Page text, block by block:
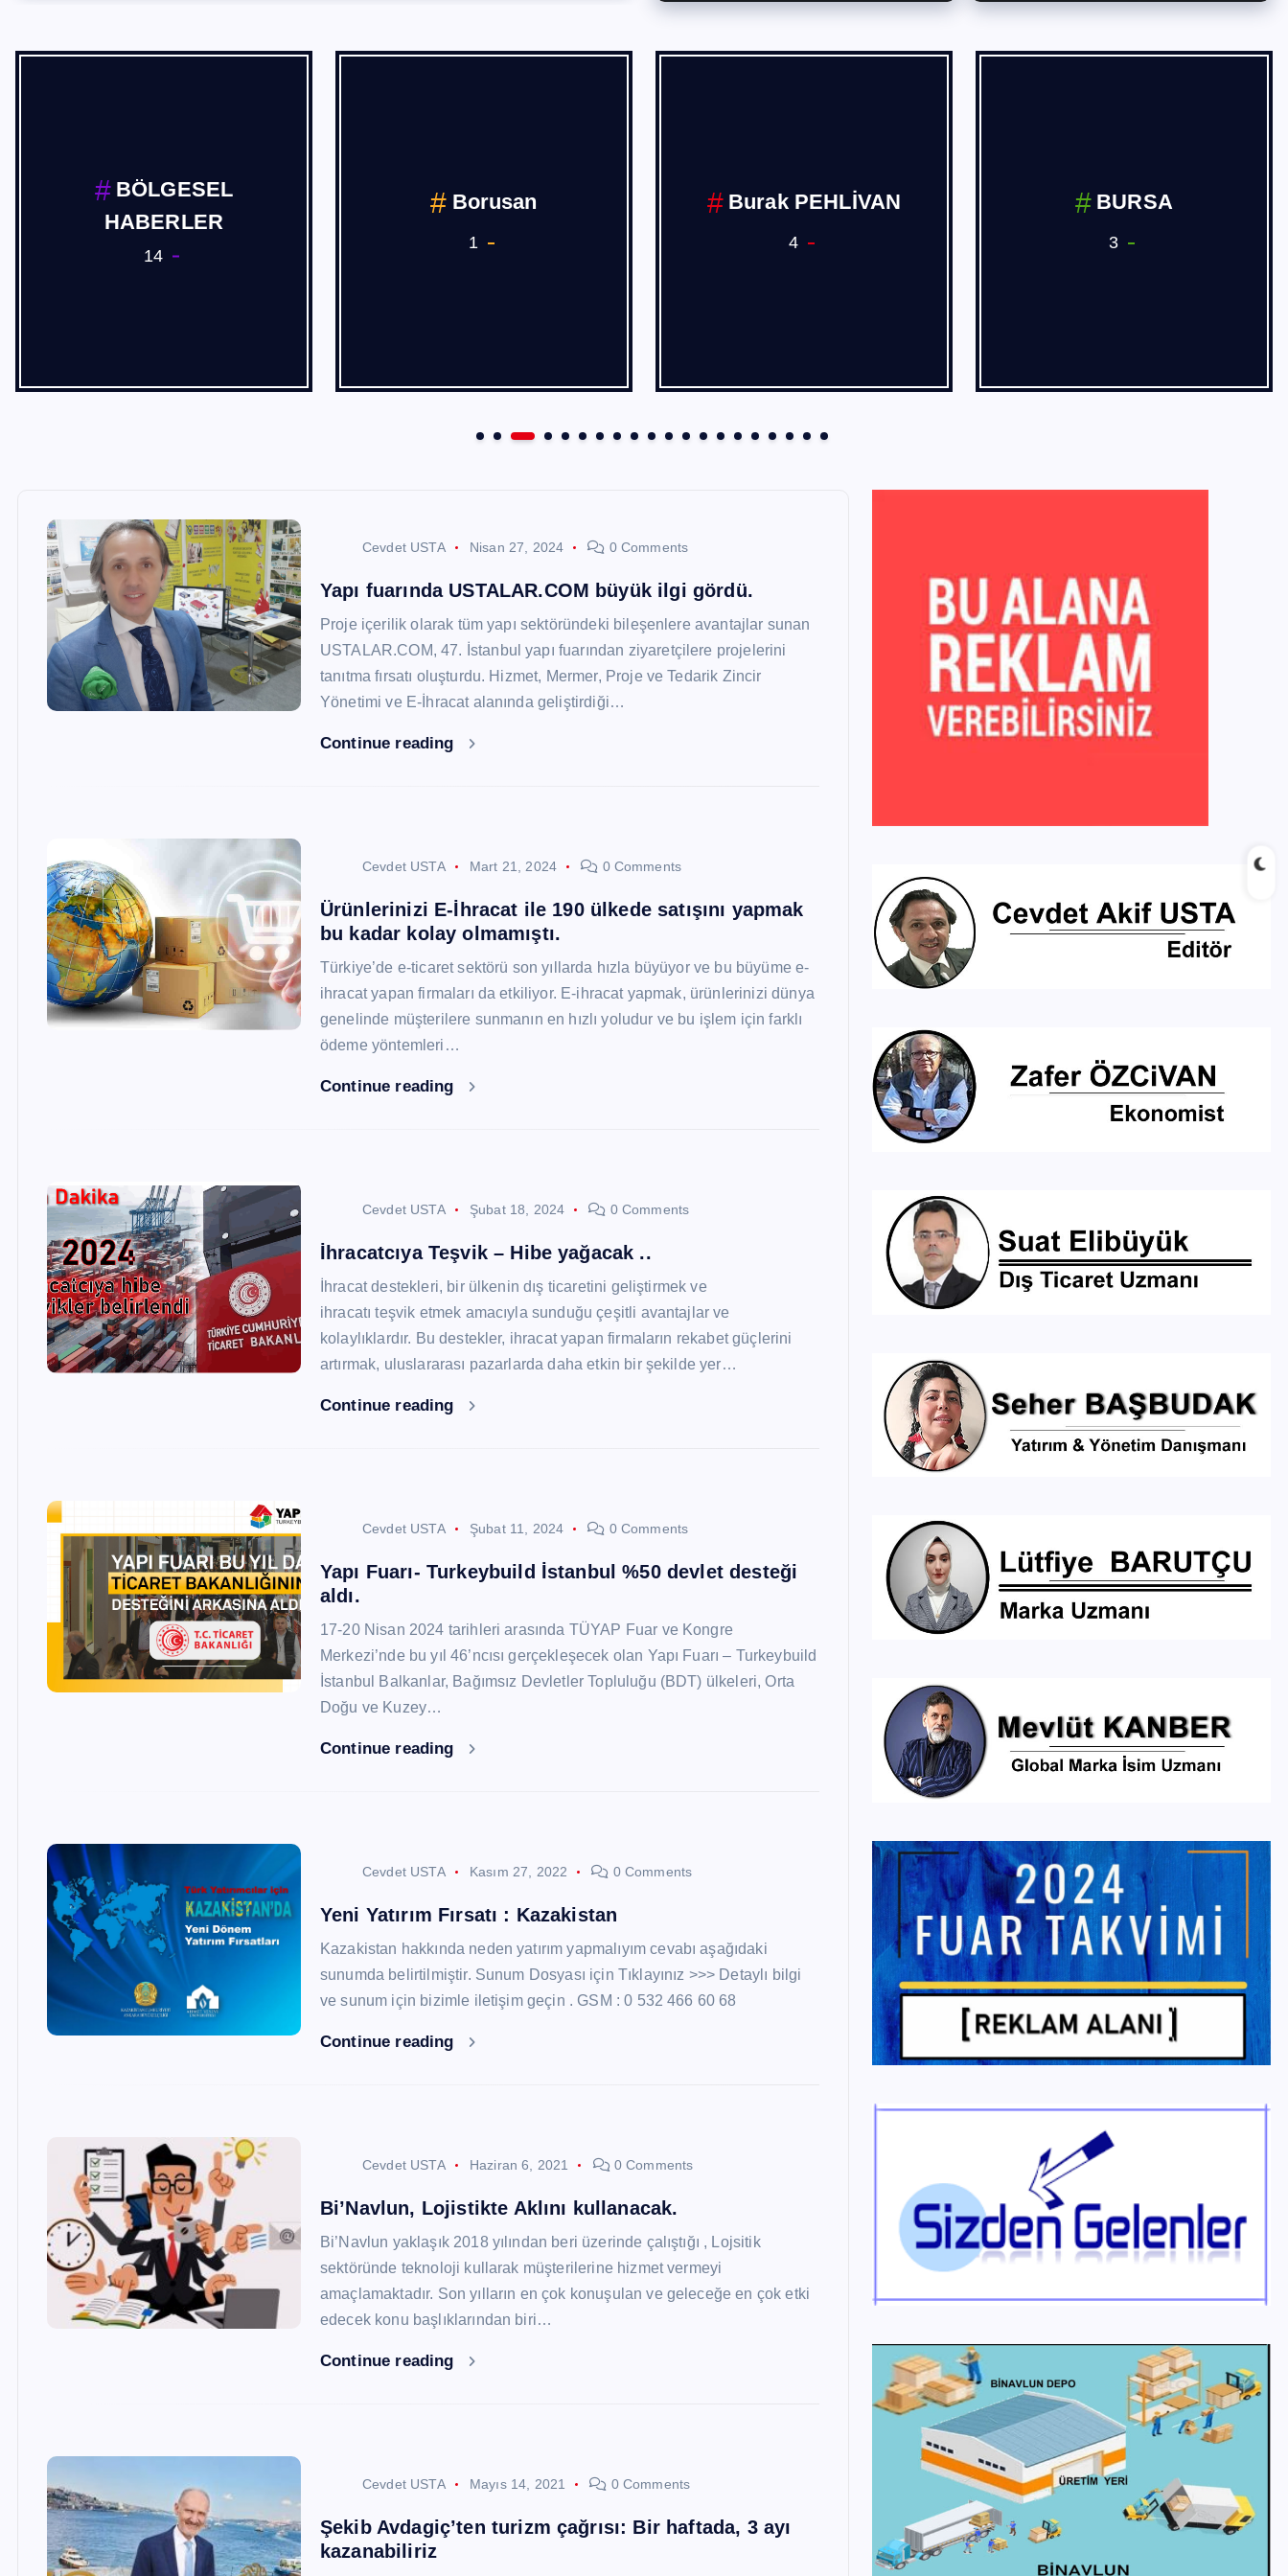
BÖLGESEL
HABERLER
14
Borusan
1
Burak PEHLİVAN
4
BURSA
3
Cevdet USTA Nisan 27, 2024 0 Comments
Yapı fuarında USTALAR.COM büyük ilgi gördü.
Proje içerilik olarak tüm yapı sektöründeki bileşenlere avantajlar sunan
USTALAR.COM, 47. İstanbul yapı fuarından ziyaretçilere projelerini
tanıtma fırsatı oluşturdu. Hizmet, Mermer, Proje ve Tedarik Zincir
Yönetimi ve E-İhracat alanında geliştirdiği…
Continue reading
Cevdet USTA Mart 21, 2024 0 Comments
Ürünlerinizi E-İhracat ile 190 ülkede satışını yapmak
bu kadar kolay olmamıştı.
Türkiye’de e-ticaret sektörü son yıllarda hızla büyüyor ve bu büyüme e-
ihracat yapan firmaları da etkiliyor. E-ihracat yapmak, ürünlerinizi dünya
genelinde müşterilere sunmanın en hızlı yoludur ve bu işlem için farklı
ödeme yöntemleri…
Continue reading
Cevdet USTA Şubat 18, 2024 0 Comments
İhracatcıya Teşvik – Hibe yağacak ..
İhracat destekleri, bir ülkenin dış ticaretini geliştirmek ve
ihracatı teşvik etmek amacıyla sunduğu çeşitli avantajlar ve
kolaylıklardır. Bu destekler, ihracat yapan firmaların rekabet güçlerini
artırmak, uluslararası pazarlarda daha etkin bir şekilde yer…
Continue reading
Cevdet USTA Şubat 11, 2024 0 Comments
Yapı Fuarı- Turkeybuild İstanbul %50 devlet desteği
aldı.
17-20 Nisan 2024 tarihleri arasında TÜYAP Fuar ve Kongre
Merkezi’nde bu yıl 46’ncısı gerçekleşecek olan Yapı Fuarı – Turkeybuild
İstanbul Balkanlar, Bağımsız Devletler Topluluğu (BDT) ülkeleri, Orta
Doğu ve Kuzey…
Continue reading
Cevdet USTA Kasım 27, 2022 0 Comments
Yeni Yatırım Fırsatı : Kazakistan
Kazakistan hakkında neden yatırım yapmalıyım cevabı aşağıdaki
sunumda belirtilmiştir. Sunum Dosyası için Tıklayınız >>> Detaylı bilgi
ve sunum için bizimle iletişim geçin . GSM : 0 532 466 60 68
Continue reading
Cevdet USTA Haziran 6, 2021 0 Comments
Bi’Navlun, Lojistikte Aklını kullanacak.
Bi’Navlun yaklaşık 2018 yılından beri üzerinde çalıştığı , Lojsitik
sektöründe teknoloji kullarak müşterilerine hizmet vermeyi
amaçlamaktadır. Son yılların en çok konuşulan ve geleceğe en çok etki
edecek konu başlıklarından biri…
Continue reading
Cevdet USTA Mayıs 14, 2021 0 Comments
Şekib Avdagiç’ten turizm çağrısı: Bir haftada, 3 ayı
kazanabiliriz